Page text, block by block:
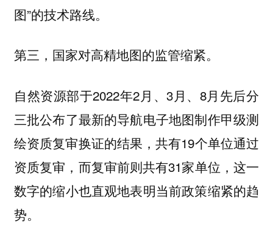
图”的技术路线。
第三，国家对高精地图的监管缩紧。
自然资源部于2022年2月、3月、8月先后分
三批公布了最新的导航电子地图制作甲级测
绘资质复审换证的结果，共有19个单位通过
资质复审，而复审前则共有31家单位，这一
数字的缩小也直观地表明当前政策缩紧的趋
势。